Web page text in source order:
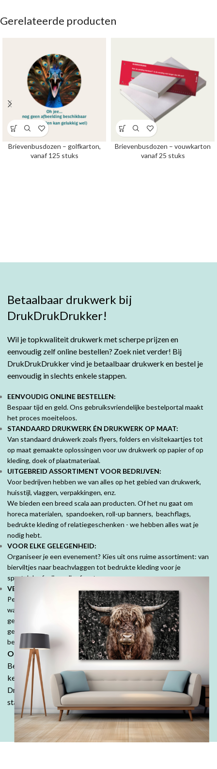
Gerelateerde producten
Brievenbusdozen – golfkarton,
vanaf 125 stuks
Brievenbusdozen – vouwkarton
vanaf 25 stuks
Betaalbaar drukwerk bij
DrukDrukDrukker!
Wil je topkwaliteit drukwerk met scherpe prijzen en
eenvoudig zelf online bestellen? Zoek niet verder! Bij
DrukDrukDrukker vind je betaalbaar drukwerk en bestel je
eenvoudig in slechts enkele stappen.
EENVOUDIG ONLINE BESTELLEN:
Bespaar tijd en geld. Ons gebruiksvriendelijke bestelportal maakt
het proces moeiteloos.
STANDAARD DRUKWERK ÉN DRUKWERK OP MAAT:
Van standaard drukwerk zoals flyers, folders en visitekaartjes tot
op maat gemaakte oplossingen voor uw drukwerk op papier of op
kleding, doek of plaatmateriaal.
UITGEBREID ASSORTIMENT VOOR BEDRIJVEN:
Voor bedrijven hebben we van alles op het gebied van drukwerk,
huisstijl, vlaggen, verpakkingen, enz.
We bieden een breed scala aan producten. Of het nu gaat om
horeca materialen, spandoeken, roll-up banners, beachflags,
bedrukte kleding of relatiegeschenken - we hebben alles wat je
nodig hebt.
VOOR ELKE GELEGENHEID:
Organiseer je een evenement? Kies uit ons ruime assortiment: van
bierviltjes naar beachvlaggen tot bedrukte kleding voor je
sportclub of vrijgezellenfeest.
VEEL MOOIE PRODUCTEN VOOR PARTICULIEREN:
Personaliseer je ruimte met mooie fotoproducten. Prachtige
wanddecoraties, fotobehang, fotoboeken, kussens en tuinposters,
geef jouw herinneringen een speciale plek. Denk ook aan
geboorte- of trouwkaarten, geboortekussens en je persoonlijk
bedrukte tafelkleed.
Ontdek de DrukDrukDrukker-ervaring:
Bestel in onze webshop en ontdek waarom klanten keer op
keer kiezen voor de kwaliteit en betaalbaarheid van
DrukDrukDrukker.Laat jouw ideeën tot leven komen - wij
staan voor je klaar!